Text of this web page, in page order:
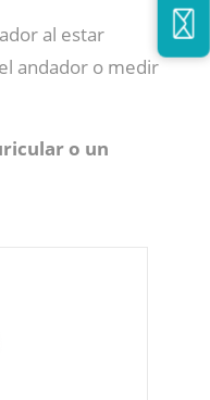
al estar
andador o medir
o un